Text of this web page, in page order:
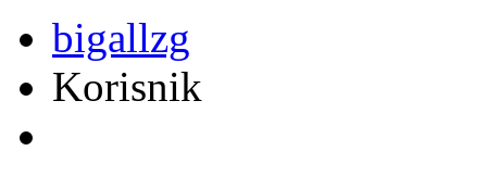
bigallzg
Korisnik